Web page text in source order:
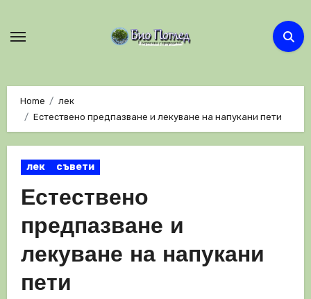
Home
лек
Естествено предпазване и лекуване на напукани пети
лек съвети
Естествено
предпазване и
лекуване на напукани
пети